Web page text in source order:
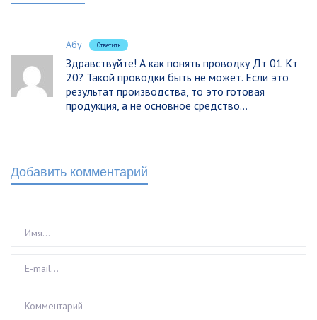
Абу Ответить
Здравствуйте! А как понять проводку Дт 01 Кт
20? Такой проводки быть не может. Если это
результат производства, то это готовая
продукция, а не основное средство…
Добавить комментарий